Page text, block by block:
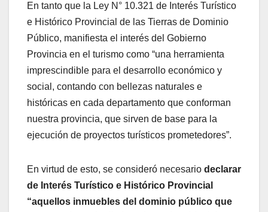
En tanto que la Ley N° 10.321 de Interés Turístico
e Histórico Provincial de las Tierras de Dominio
Público, manifiesta el interés del Gobierno
Provincia en el turismo como “una herramienta
imprescindible para el desarrollo económico y
social, contando con bellezas naturales e
históricas en cada departamento que conforman
nuestra provincia, que sirven de base para la
ejecución de proyectos turísticos prometedores”.
En virtud de esto, se consideró necesario declarar
de Interés Turístico e Histórico Provincial
“aquellos inmuebles del dominio público que